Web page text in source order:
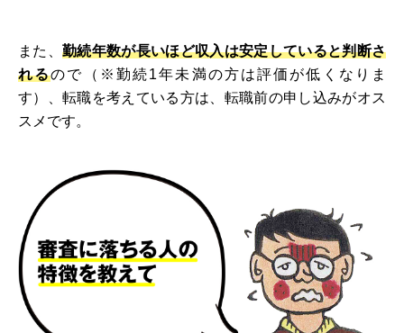
また、 勤続年数が長いほど収入は安定していると判断さ
れるので（※勤続1年未満の方は評価が低くなりま
す）、転職を考えている方は、転職前の申し込みがオス
スメです。